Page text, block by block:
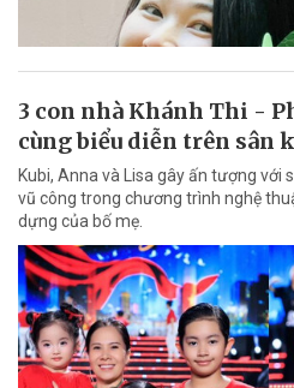
3 con nhà Khánh Thi -
cùng biểu diễn trên sân
Kubi, Anna và Lisa gây ấn tượng với
vũ công trong chương trình nghệ
dựng của bố mẹ.